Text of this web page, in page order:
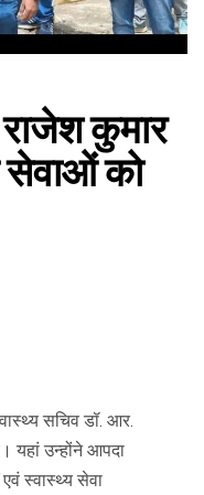
कुमार
सेवाओं को
सचिव डॉ. आर.
यहां उन्होंने आपदा
स्वास्थ्य सेवा